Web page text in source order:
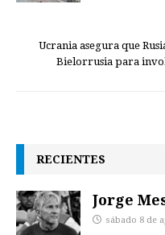
Ucrania asegura que
Bielorrusia para
RECIENTES
Jorge
sábado 8 de